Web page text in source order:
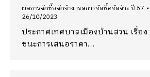
ผลการจัดซื้อจัดจ้าง,ผลการจัดซื้อจัดจ้าง ปี 67
26/10/2023
ประกาศเทศบาลเมืองบ้านสวน เรื่อ
ชนะการเสนอราคา…